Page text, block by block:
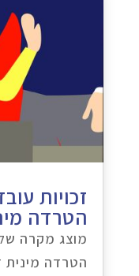
זכויות
הטרדה
מוצג מקרה
הטרדה מינית